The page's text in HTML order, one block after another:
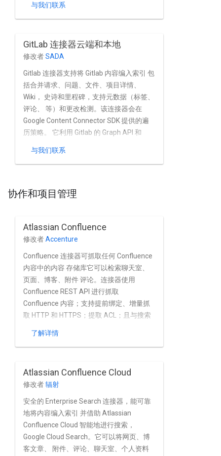
与我们联系
GitLab 连接器云端和本地
修改者SADA
Gitlab 连接器支持将 Gitlab 内容编入索引 包
括合并请求、问题、文件、项目详情、
Wiki， 史诗和里程碑，支持元数据（标签、
评论、 等）和更改检测。该连接器会在
Google Content Connector SDK 提供的遍
历策略。 它利用 Gitlab 的 Graph API 和
与我们联系
协作和项目管理
Atlassian Confluence
修改者Accenture
Confluence 连接器可抓取任何 Confluence
内容中的内容 存储库它可以检索聊天室、
页面、博客、附件 评论。连接器使用
Confluence REST API 进行抓取
Confluence 内容；支持提前绑定、增量抓
取 HTTP 和 HTTPS；提取 ACL；且与搜索
了解详情
Atlassian Confluence Cloud
修改者辐射
安全的 Enterprise Search 连接器，能可靠
地将内容编入索引 并借助 Atlassian
Confluence Cloud 智能地进行搜索，
Google Cloud Search。它可以将网页、博
客文章、 附件、评论、聊天室、个人资料